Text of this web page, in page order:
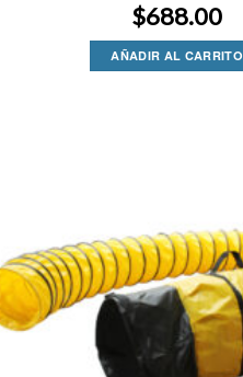
$688.00
AÑADIR AL CARRITO